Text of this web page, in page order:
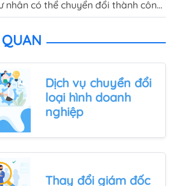
nhân có thể chuyển đổi thành công
hợp danh. Vậy hồ sơ, thủ tục
doanh nghiệp tư nhân như thế
Dịch vụ chuyển đổi
loại hình doanh
nghiệp
Thay đổi giám đốc